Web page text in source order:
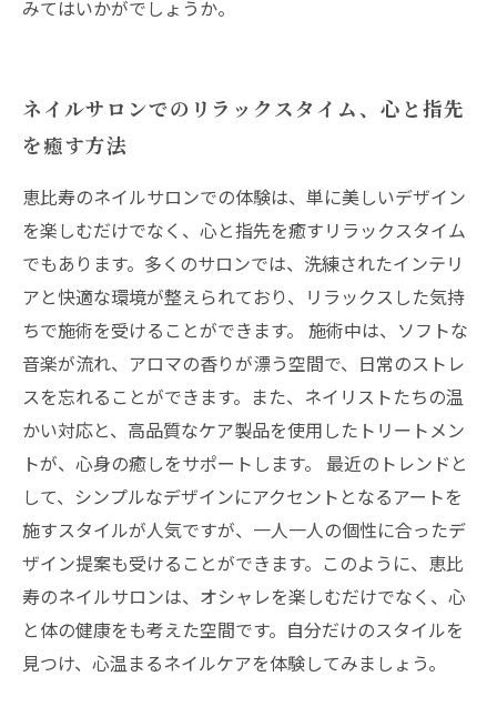
みてはいかがでしょうか。
ネイルサロンでのリラックスタイム、心と指先
を癒す方法
恵比寿のネイルサロンでの体験は、単に美しいデザイン
を楽しむだけでなく、心と指先を癒すリラックスタイム
でもあります。多くのサロンでは、洗練されたインテリ
アと快適な環境が整えられており、リラックスした気持
ちで施術を受けることができます。 施術中は、ソフトな
音楽が流れ、アロマの香りが漂う空間で、日常のストレ
スを忘れることができます。また、ネイリストたちの温
かい対応と、高品質なケア製品を使用したトリートメン
トが、心身の癒しをサポートします。 最近のトレンドと
して、シンプルなデザインにアクセントとなるアートを
施すスタイルが人気ですが、一人一人の個性に合ったデ
ザイン提案も受けることができます。このように、恵比
寿のネイルサロンは、オシャレを楽しむだけでなく、心
と体の健康をも考えた空間です。自分だけのスタイルを
見つけ、心温まるネイルケアを体験してみましょう。